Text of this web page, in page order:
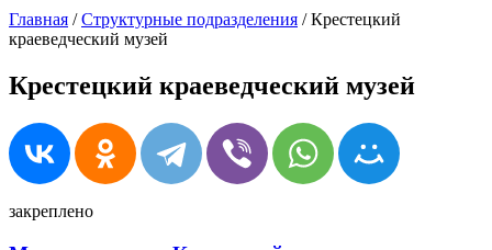
Главная /Структурные подразделения /Крестецкий
краеведческий музей
Крестецкий краеведческий музей
закреплено